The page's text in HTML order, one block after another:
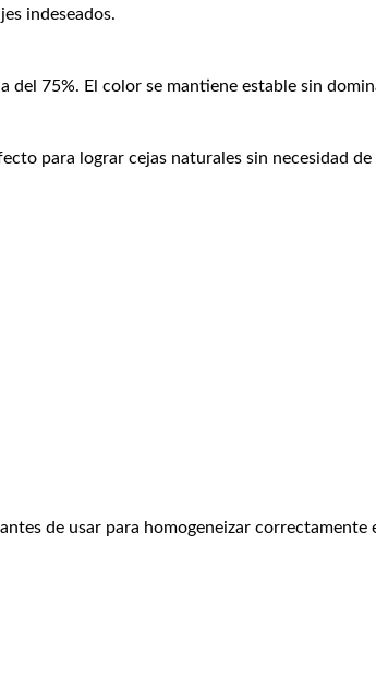
indeseados.
75%. El color se mantiene estable sin
para lograr cejas naturales sin necesidad
de usar para homogeneizar correctamente